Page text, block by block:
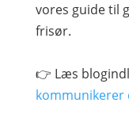
vores guide til
frisør.
👉 Læs
kommunikerer